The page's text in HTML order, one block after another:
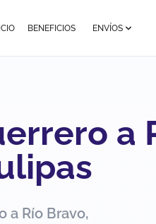
BENEFICIOS ENVÍOS
a
a Río Bravo,